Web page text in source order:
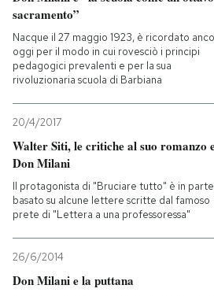
Tecnologia
Internet
Scienza
Cultura
Economia
PODCAST
NEWSLETTER
sacramento”
Nacque il 27 maggio 1923, è ricordato
oggi per il modo in cui rovesciò i principi
pedagogici prevalenti e per la sua
rivoluzionaria scuola di Barbiana
20/4/2017
Walter Siti, le critiche al suo romanzo
Don Milani
Il protagonista di "Bruciare tutto" è in parte
basato su alcune lettere scritte dal famoso
prete di "Lettera a una professoressa"
26/6/2014
Don Milani e la puttana